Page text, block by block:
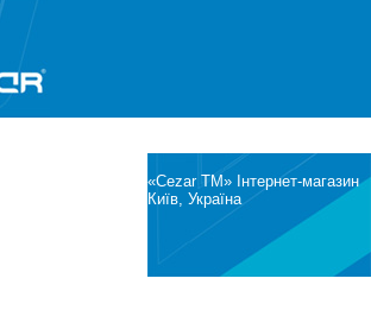
®
«Cezar TM» Інтернет-магазин
Київ, Україна